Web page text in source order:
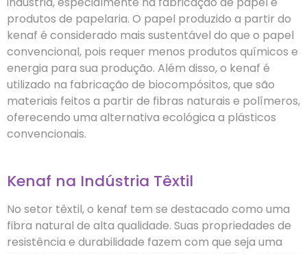
produtos de papelaria. O papel produzido a partir do
kenaf é considerado mais sustentável do que o papel
convencional, pois requer menos produtos químicos e
energia para sua produção. Além disso, o kenaf é
utilizado na fabricação de biocompósitos, que são
materiais feitos a partir de fibras naturais e polímeros,
oferecendo uma alternativa ecológica a plásticos
convencionais.
Kenaf na Indústria Têxtil
No setor têxtil, o kenaf tem se destacado como uma
fibra natural de alta qualidade. Suas propriedades de
resistência e durabilidade fazem com que seja uma